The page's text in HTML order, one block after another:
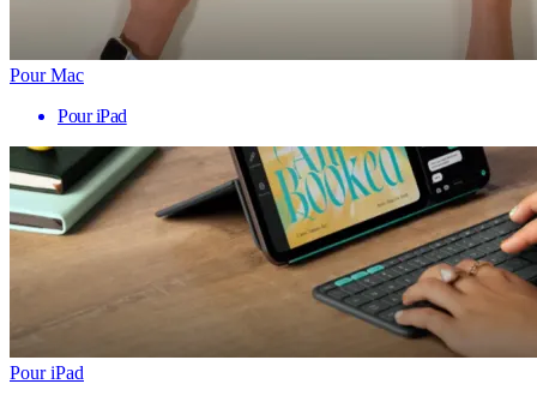
Pour Mac
Pour iPad
Pour iPad